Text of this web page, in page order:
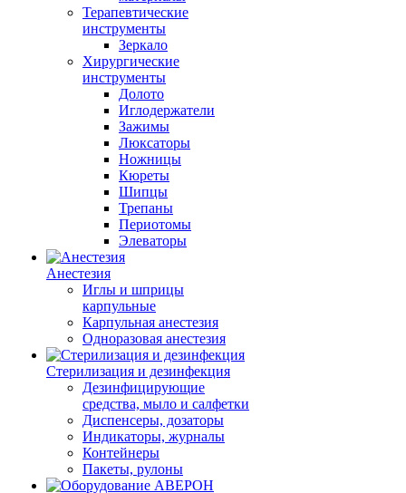
Терапевтические
инструменты
Зеркало
Хирургические
инструменты
Долото
Иглодержатели
Зажимы
Люксаторы
Ножницы
Кюреты
Шипцы
Трепаны
Периотомы
Элеваторы
Анестезия
Иглы и шприцы
карпульные
Карпульная анестезия
Одноразовая анестезия
Стерилизация и дезинфекция
Дезинфицирующие
средства, мыло и салфетки
Диспенсеры, дозаторы
Индикаторы, журналы
Контейнеры
Пакеты, рулоны